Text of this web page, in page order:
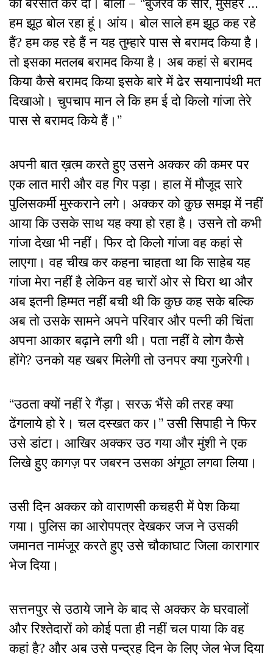
हम झूठ बोल रहा हूं। आंय। बोल साले हम झूठ कह रहे
हैं? हम कह रहे हैं न यह तुम्हारे पास से बरामद किया है।
तो इसका मतलब बरामद किया है। अब कहां से बरामद
किया कैसे बरामद किया इसके बारे में ढेर सयानापंथी मत
दिखाओ। चुपचाप मान ले कि हम ई दो किलो गांजा तेरे
पास से बरामद किये हैं।”
अपनी बात ख़त्म करते हुए उसने अक्कर की कमर पर
एक लात मारी और वह गिर पड़ा। हाल में मौजूद सारे
पुलिसकर्मी मुस्कराने लगे। अक्कर को कुछ समझ में नहीं
आया कि उसके साथ यह क्या हो रहा है। उसने तो कभी
गांजा देखा भी नहीं। फिर दो किलो गांजा वह कहां से
लाएगा। वह चीख कर कहना चाहता था कि साहेब यह
गांजा मेरा नहीं है लेकिन वह चारों ओर से घिरा था और
अब इतनी हिम्मत नहीं बची थी कि कुछ कह सके बल्कि
अब तो उसके सामने अपने परिवार और पत्नी की चिंता
अपना आकार बढ़ाने लगी थी। पता नहीं वे लोग कैसे
होंगे? उनको यह खबर मिलेगी तो उनपर क्या गुजरेगी।
“उठता क्यों नहीं रे गैंड़ा। सरऊ भैंसे की तरह क्या
ढेंगलाये हो रे। चल दस्खत कर।” उसी सिपाही ने फिर
उसे डांटा। आखिर अक्कर उठ गया और मुंशी ने एक
लिखे हुए कागज़ पर जबरन उसका अंगूठा लगवा लिया।
उसी दिन अक्कर को वाराणसी कचहरी में पेश किया
गया। पुलिस का आरोपपत्र देखकर जज ने उसकी
जमानत नामंजूर करते हुए उसे चौकाघाट जिला कारागार
भेज दिया।
सत्तनपुर से उठाये जाने के बाद से अक्कर के घरवालों
और रिश्तेदारों को कोई पता ही नहीं चल पाया कि वह
कहां है? और अब उसे पन्द्रह दिन के लिए जेल भेज दिया